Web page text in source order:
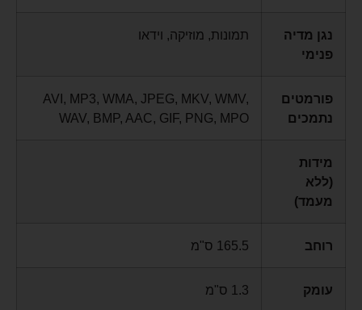
נגן מדיה
פנימי
תמונות, מוזיקה, וידאו
פורמטים
נתמכים
AVI, MP3, WMA, JPEG, MKV, WMV,
WAV, BMP, AAC, GIF, PNG, MPO
מידות
(ללא
מעמד)
רוחב 165.5 ס"מ
עומק 1.3 ס"מ